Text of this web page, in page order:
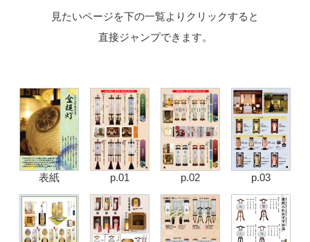
見たいページを下の一覧よりクリックすると
直接ジャンプできます。
表紙 p.01 p.02 p.03